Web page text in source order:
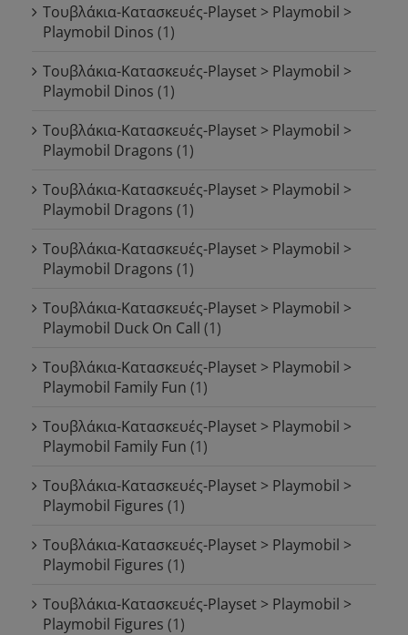
Τουβλάκια-Κατασκευές-Playset > Playmobil >
Playmobil Dinos (1)
Τουβλάκια-Κατασκευές-Playset > Playmobil >
Playmobil Dinos (1)
Τουβλάκια-Κατασκευές-Playset > Playmobil >
Playmobil Dragons (1)
Τουβλάκια-Κατασκευές-Playset > Playmobil >
Playmobil Dragons (1)
Τουβλάκια-Κατασκευές-Playset > Playmobil >
Playmobil Dragons (1)
Τουβλάκια-Κατασκευές-Playset > Playmobil >
Playmobil Duck On Call (1)
Τουβλάκια-Κατασκευές-Playset > Playmobil >
Playmobil Family Fun (1)
Τουβλάκια-Κατασκευές-Playset > Playmobil >
Playmobil Family Fun (1)
Τουβλάκια-Κατασκευές-Playset > Playmobil >
Playmobil Figures (1)
Τουβλάκια-Κατασκευές-Playset > Playmobil >
Playmobil Figures (1)
Τουβλάκια-Κατασκευές-Playset > Playmobil >
Playmobil Figures (1)